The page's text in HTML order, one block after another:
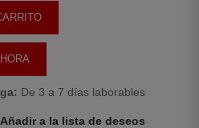
De 3 a 7 días laborables
Añadir a la lista de deseos